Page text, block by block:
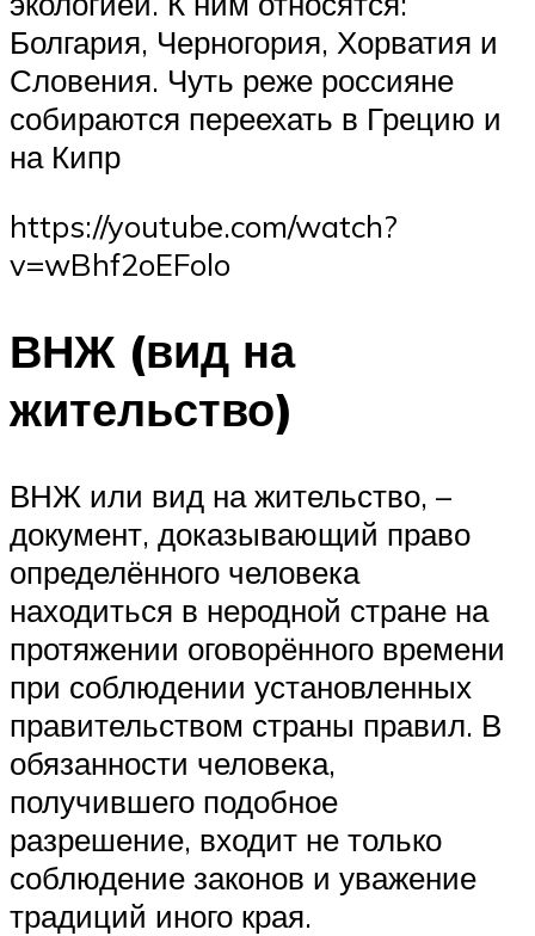
Болгария, Черногория, Хорватия и
Словения. Чуть реже россияне
собираются переехать в Грецию и
на Кипр
https://youtube.com/watch?
v=wBhf2oEFolo
ВНЖ (вид на
жительство)
ВНЖ или вид на жительство, –
документ, доказывающий право
определённого человека
находиться в неродной стране на
протяжении оговорённого времени
при соблюдении установленных
правительством страны правил. В
обязанности человека,
получившего подобное
разрешение, входит не только
соблюдение законов и уважение
традиций иного края.